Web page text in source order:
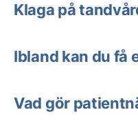
Klaga på
Ibland kan du få
Vad gör